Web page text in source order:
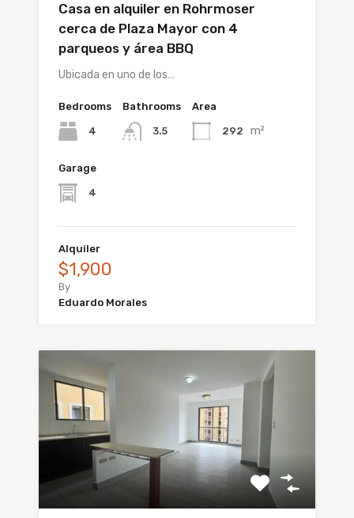
Casa en alquiler en Rohrmoser
cerca de Plaza Mayor con 4
parqueos y área BBQ
Ubicada en uno de los…
Bedrooms
4
Bathrooms
3.5
Area
292 m²
Garage
4
Alquiler
$1,900
By
Eduardo Morales